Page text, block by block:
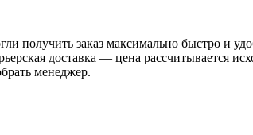
получить заказ максимально быстро и
доставка — цена рассчитывается
менеджер.